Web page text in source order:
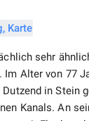
sehr
Im Alter von 77
in Stein
Kanals. An